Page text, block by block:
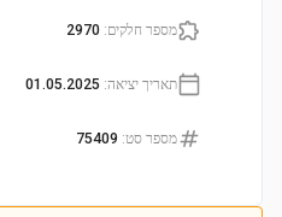
מספר חלקים:
2970
תאריך יציאה:
01.05.2025
מספר סט:
75409